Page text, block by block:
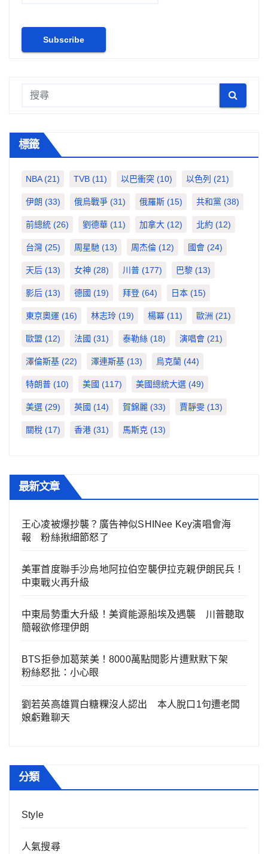
標籤
NBA(21) TVB (11) 以巴衝突 (10) 以色列 (21)
伊朗 (33) 俄烏戰爭 (31) 俄羅斯 (15) 共和黨 (38)
前總統 (26) 劉德華 (11) 加拿大 (12) 北約 (12)
台灣 (25) 周星馳 (13) 周杰倫 (12) 國會 (24)
天后 (13) 女神 (28) 川普 (177) 巴黎 (13)
影后 (13) 德國 (19) 拜登 (64) 日本 (15)
東京奧運 (16) 林志玲 (19) 楊冪 (11) 歐洲 (21)
歐盟 (12) 法國 (31) 泰勒絲 (18) 演唱會 (21)
澤倫斯基 (22) 澤連斯基 (13) 烏克蘭 (44)
特朗普 (10) 美國 (117) 美國總統大選 (49)
美選 (29) 英國 (14) 賀錦麗 (33) 賈靜雯 (13)
關稅 (17) 香港 (31) 馬斯克 (13)
最新文章
王心凌被爆抄襲？廣告神似SHINee Key演唱會海
報 粉絲揪細節怒了
美軍首度聯手沙烏地阿拉伯空襲伊拉克親伊朗民兵！
中東戰火再升級
中東局勢重大升級！美資能源船埃及遇襲 川普聽取
簡報欲修理伊朗
BTS拒參加葛萊美！8000萬點閱影片遭默默下架
粉絲怒批：小心眼
劉若英高雄買白糖粿沒人認出 本人脫口1句遭老闆
娘虧難聊天
分類
Style
人氣搜尋